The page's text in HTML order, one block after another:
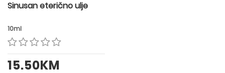
Sinusan eterično ulje
10ml
15.50KM